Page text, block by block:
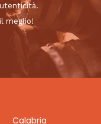
meglio!
Calabria